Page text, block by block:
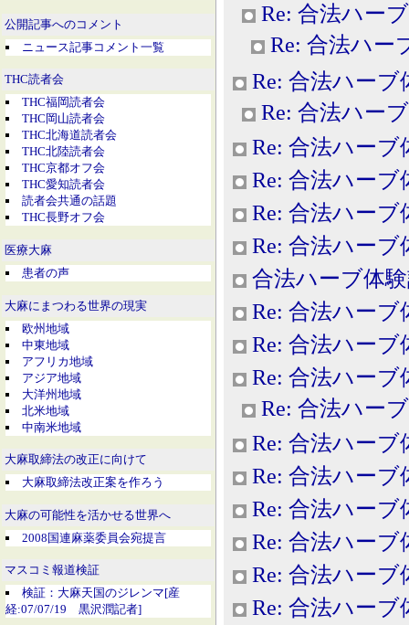
公開記事へのコメント
ニュース記事コメント一覧
THC読者会
THC福岡読者会
THC岡山読者会
THC北海道読者会
THC北陸読者会
THC京都オフ会
THC愛知読者会
読者会共通の話題
THC長野オフ会
医療大麻
患者の声
大麻にまつわる世界の現実
欧州地域
中東地域
アフリカ地域
アジア地域
大洋州地域
北米地域
中南米地域
大麻取締法の改正に向けて
大麻取締法改正案を作ろう
大麻の可能性を活かせる世界へ
2008国連麻薬委員会宛提言
マスコミ報道検証
検証：大麻天国のジレンマ[産
経:07/07/19 黒沢潤記者]
Re: 合法ハー
Re: 合法ハー
Re: 合法ハーブ
Re: 合法ハー
Re: 合法ハーブ
Re: 合法ハーブ
Re: 合法ハーブ
Re: 合法ハーブ
合法ハーブ体
Re: 合法ハーブ
Re: 合法ハーブ
Re: 合法ハーブ
Re: 合法ハー
Re: 合法ハーブ
Re: 合法ハーブ
Re: 合法ハーブ
Re: 合法ハーブ
Re: 合法ハーブ
Re: 合法ハーブ